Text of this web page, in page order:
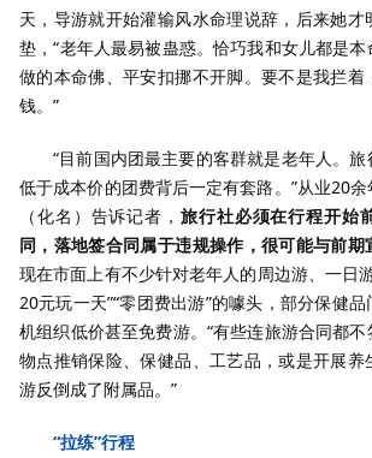
天，导游就开始灌输风水命理说辞，后来她
垫，“老年人最易被蛊惑。恰巧我和女儿都是
做的本命佛、平安扣挪不开脚。要不是我拦着
钱。”
“目前国内团最主要的客群就是老年人。旅
低于成本价的团费背后一定有套路。”从业20
（化名）告诉记者， 旅行社必须在行程开始
同，落地签合同属于违规操作，很可能与前期
现在市面上有不少针对老年人的周边游、一日
20元玩一天”“零团费出游”的噱头，部分保健
机组织低价甚至免费游。“有些连旅游合同都
物点推销保险、保健品、工艺品，或是开展养
游反倒成了附属品。”
“拉练”行程